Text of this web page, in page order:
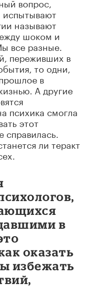
испытывают
называют
шоком и
все разные.
переживших в
то одни,
в
А другие
психика смогла
этот
ли теракт
в
оказать
избежать